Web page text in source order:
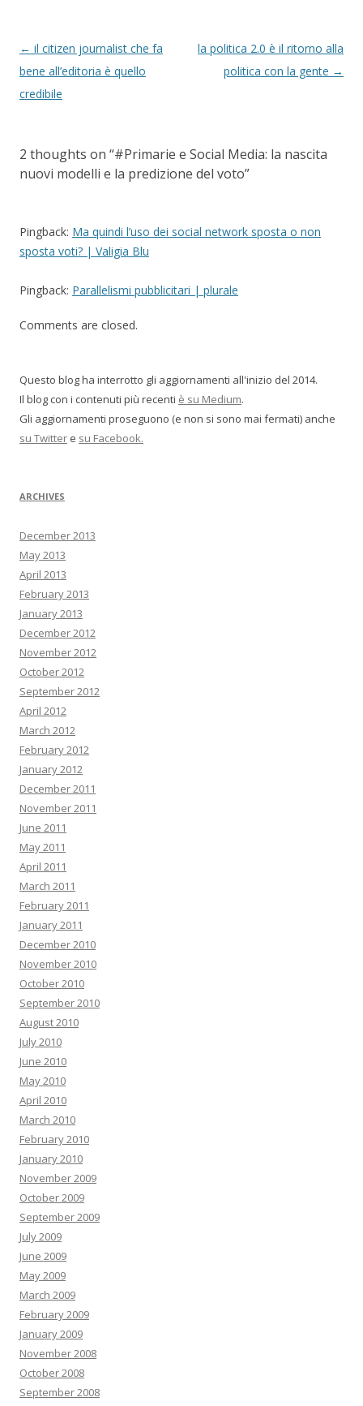
P
o
s
a
g
a
i
o
← il citizen journalist che fa
bene all’editoria è quello
credibile
la politica 2.0 è il ritorno alla
politica con la gente →
2 thoughts on “#Primarie e Social Media: la nascita
nuovi modelli e la predizione del voto”
Pingback: Ma quindi l’uso dei social network sposta o non
sposta voti? | Valigia Blu
Pingback: Parallelismi pubblicitari | plurale
Comments are closed.
Questo blog ha interrotto gli aggiornamenti all'inizio del 2014.
Il blog con i contenuti più recenti è su Medium.
Gli aggiornamenti proseguono (e non si sono mai fermati) anche
su Twitter e su Facebook.
ARCHIVES
December 2013
May 2013
April 2013
February 2013
January 2013
December 2012
November 2012
October 2012
September 2012
April 2012
March 2012
February 2012
January 2012
December 2011
November 2011
June 2011
May 2011
April 2011
March 2011
February 2011
January 2011
December 2010
November 2010
October 2010
September 2010
August 2010
July 2010
June 2010
May 2010
April 2010
March 2010
February 2010
January 2010
November 2009
October 2009
September 2009
July 2009
June 2009
May 2009
March 2009
February 2009
January 2009
November 2008
October 2008
September 2008